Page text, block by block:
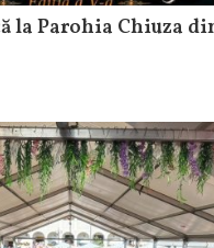
la Parohia Chiuza